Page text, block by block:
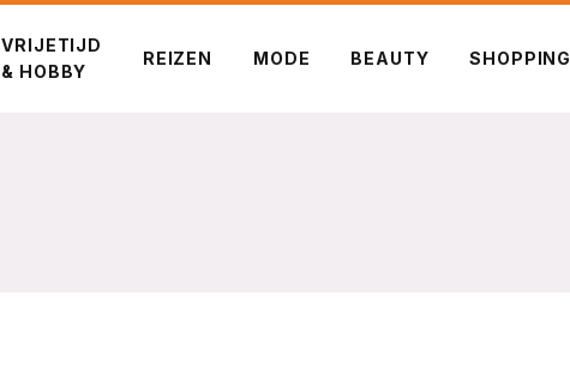
VRIJETIJD
& HOBBY
REIZEN MODE BEAUTY SHOPPING